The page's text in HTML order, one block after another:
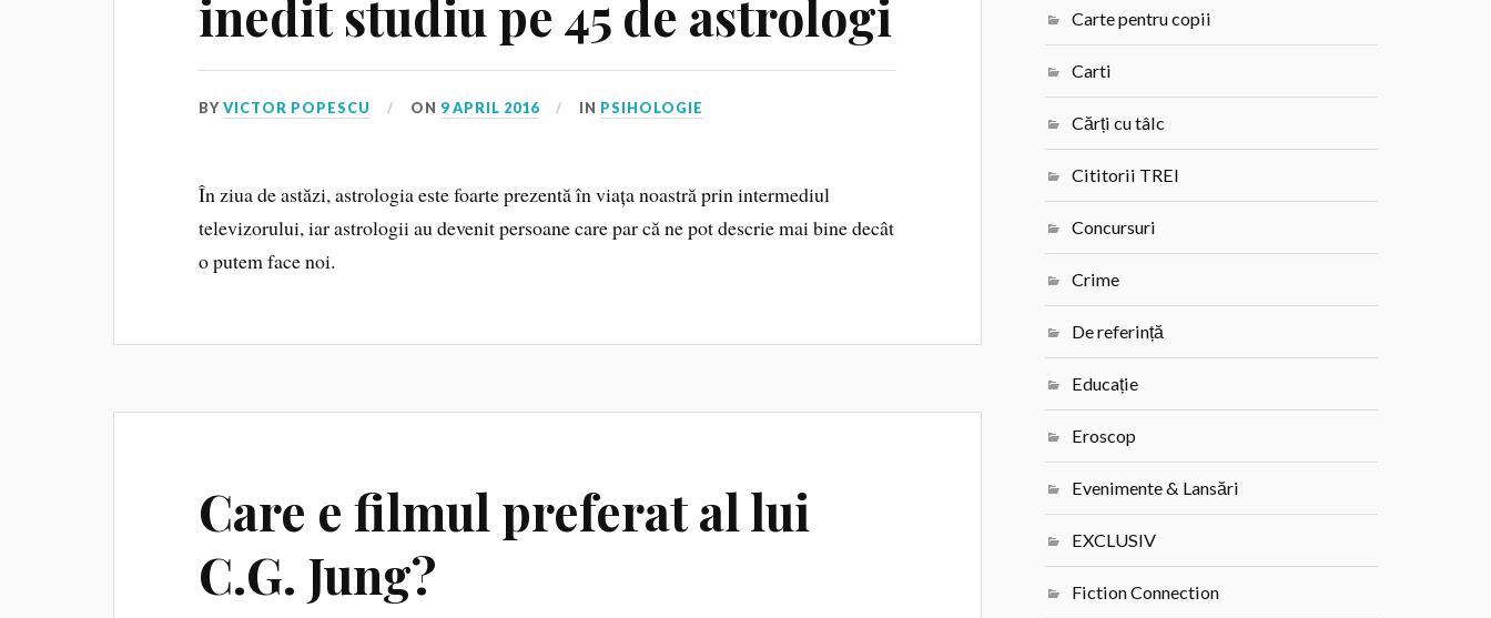
inedit studiu pe 45 de astrologi
BYVICTOR POPESCU ON 9 APRIL 2016 IN PSIHOLOGIE
În ziua de astăzi, astrologia este foarte prezentă în viața noastră prin intermediul
televizorului, iar astrologii au devenit persoane care par că ne pot descrie mai bine decât
o putem face noi.
Care e filmul preferat al lui
C.G. Jung?
Carte pentru copii
Carti
Cărți cu tâlc
Cititorii TREI
Concursuri
Crime
De referință
Educație
Eroscop
Evenimente & Lansări
EXCLUSIV
Fiction Connection